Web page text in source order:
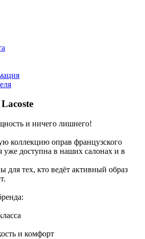
и ничего лишнего!
коллекцию оправ французского
уже доступна в наших салонах и в
для тех, кто ведёт активный образ
и комфорт